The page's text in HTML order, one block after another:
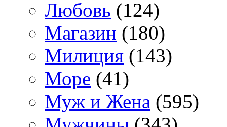
Любовь (124)
Магазин (180)
Милиция (143)
Море (41)
Муж и Жена (595)